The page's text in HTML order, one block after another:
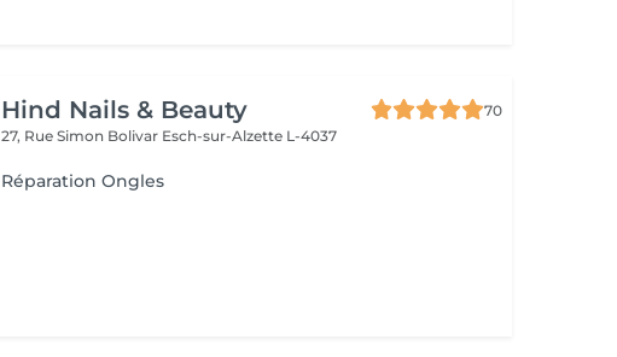
Hind Nails & Beauty
70
27, Rue Simon Bolivar Esch-sur-Alzette L-4037
Réparation Ongles